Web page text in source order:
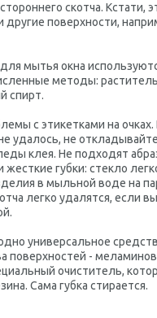
скотча. Кстати,
другие поверхности,
мытья окна
методы:
спирт.
с этикетками на
удалось, не
клея. Не подходят
губки: стекло
в мыльной воде на
легко удалятся, если
универсальное
поверхностей -
очиститель,
Сама губка стирается.